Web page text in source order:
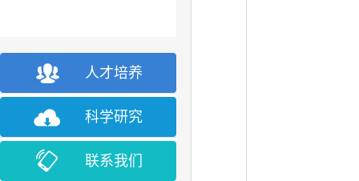
人才培养
科学研究
联系我们